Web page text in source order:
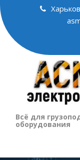
Skip
to
content
Всё для
оборудования